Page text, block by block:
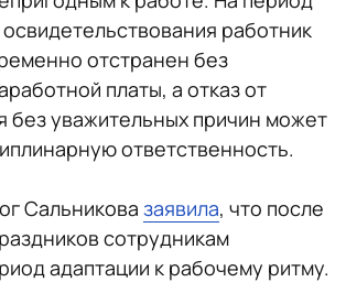
работник
отстранен без
платы, а отказ от
без уважительных причин может
ответственность.
Сальникова заявила, что после
сотрудникам
адаптации к рабочему ритму.